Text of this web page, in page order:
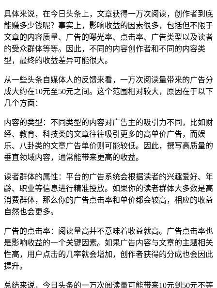
具体来说，在今日头条上，文章获得一万次阅读，创作者到底
能赚多少钱呢？事实上，影响收益的因素很多，包括但不限于
文章的内容质量、广告的曝光率、点击率、广告类型以及读者
的受众群体等等。因此，不同的内容创作者和不同的内容类
型，最终的收益差异可能很大。
从一些头条自媒体人的反馈来看，一万次阅读量带来的广告分
成大约在10元至50元之间。这个范围相对较大，原因在于以下
几个方面：
内容的类型：不同类型的内容对广告主的吸引力不同，比如财
经、教育、科技类的文章往往吸引更多的高单价广告，而娱
乐、八卦类的文章广告单价则可能较低。因此，撰写高质量的
垂直领域内容，通常能带来更高的收益。
读者群体的属性：平台的广告系统会根据读者的兴趣爱好、年
龄、职业等信息进行精准投放。如果你的读者群体大多数是高
消费群体，那么你的广告点击率和单价都会较高，相应的收益
自然也会更多。
广告的点击率：阅读量高并不意味着收益就高。广告点击率也
是影响收益的一个关键因素。如果广告内容与文章的主题相关
性高，用户点击的几率就会增加，创作者获得的分成也会因此
提升。
总结来说，今日头条的一万次阅读量可能带来10元到50元不等